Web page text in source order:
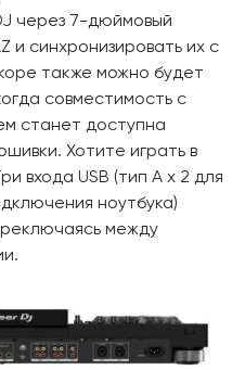
через 7-дюймовый
и синхронизировать их с
также можно будет
совместимость с
станет доступна
Хотите играть в
входа USB (тип A x 2 для
ноутбука)
между